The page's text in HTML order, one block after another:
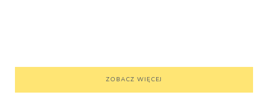
ZOBACZ WIĘCEJ